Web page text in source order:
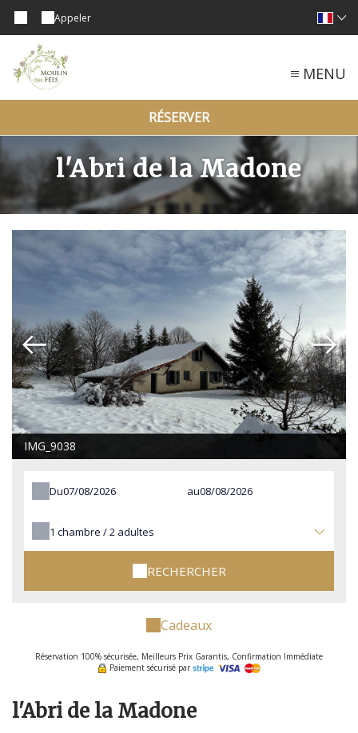
Appeler
MENU
RÉSERVER
l'Abri de la Madone
IMG_9038
Du au
1 chambre /2 adultes
RECHERCHER
Cadeaux
Réservation 100% sécurisée, Meilleurs Prix Garantis, Confirmation Immédiate
Paiement sécurisé par
l'Abri de la Madone